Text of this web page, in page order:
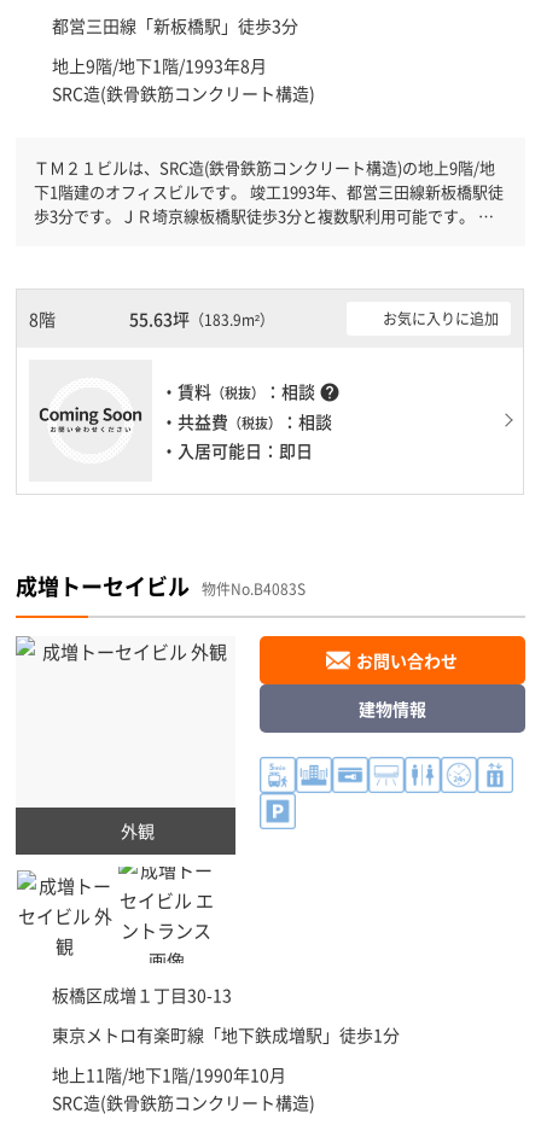
都営三田線「新板橋駅 」徒歩3分
地上9階/地下1階/1993年8月
SRC造(鉄骨鉄筋コンクリート構造)
ＴＭ２１ビルは、SRC造(鉄骨鉄筋コンクリート構造)の地上9階/地
下1階建のオフィスビルです。 竣工1993年、都営三田線新板橋駅徒
歩3分です。ＪＲ埼京線板橋駅徒歩3分と複数駅利用可能です。 機
にオススメです。駐車場完備なので、車の必要なお客様には必見で
す。１フロア１００坪以上ある大型ビルです。ＥＶが複数基ありま
すので、フロアまでの待ち時間があまりかかりません。
8階 55.63坪（183.9m²） お気に入りに追加
・賃料 （税抜） ：相談 help
・共益費 （税抜）
：相談
・入居可能日：即日
成増トーセイビル 物件No.B4083S
外観
板橋区成増１丁目30-13
東京メトロ有楽町線「地下鉄成増駅 」徒歩1分
地上11階/地下1階/1990年10月
SRC造(鉄骨鉄筋コンクリート構造)
お問い合わせ
建物情報